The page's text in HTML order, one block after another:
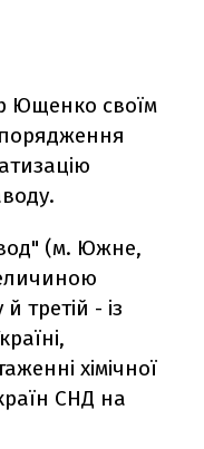
Ющенко своїм
(м. Южне,
третій - із
хімічної
СНД на